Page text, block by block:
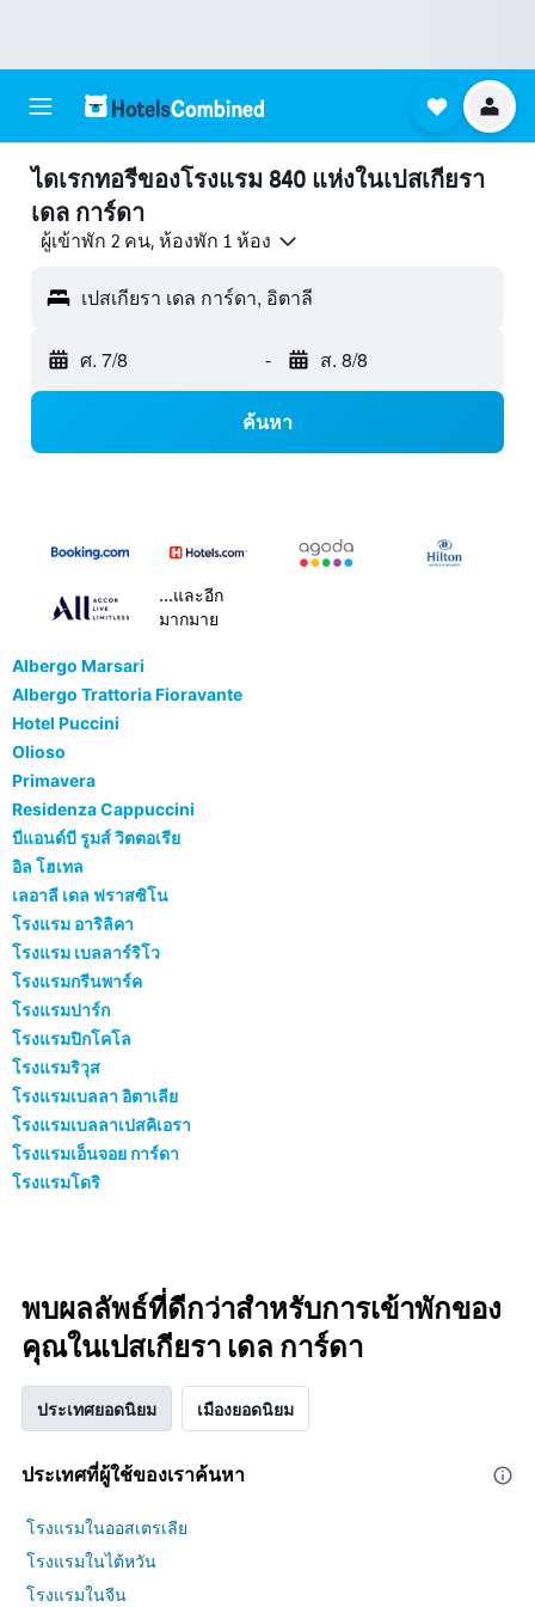
ไดเรกทอรีของโรงแรม 840 แห่งในเปสเกียรา
เดล การ์ดา
ผู้เข้าพัก 2 คน, ห้องพัก 1 ห้อง
เปสเกียรา เดล การ์ดา, อิตาลี
ศ. 7/8 - ส. 8/8
ค้นหา
...และอีก
มากมาย
Albergo Marsari
Albergo Trattoria Fioravante
Hotel Puccini
Olioso
Primavera
Residenza Cappuccini
บีแอนด์บี รูมส์ วิตตอเรีย
อิล โฮเทล
เลอาลี เดล ฟราสซิโน
โรงแรม อาริลิคา
โรงแรม เบลลาร์ริโว
โรงแรมกรีนพาร์ค
โรงแรมปาร์ก
โรงแรมปิกโคโล
โรงแรมริวุส
โรงแรมเบลลา อิตาเลีย
โรงแรมเบลลาเปสคิเอรา
โรงแรมเอ็นจอย การ์ดา
โรงแรมโดริ
พบผลลัพธ์ที่ดีกว่าสำหรับการเข้าพักของ
คุณในเปสเกียรา เดล การ์ดา
ประเทศยอดนิยม เมืองยอดนิยม
ประเทศที่ผู้ใช้ของเราค้นหา
โรงแรมในออสเตรเลีย
โรงแรมในไต้หวัน
โรงแรมในจีน